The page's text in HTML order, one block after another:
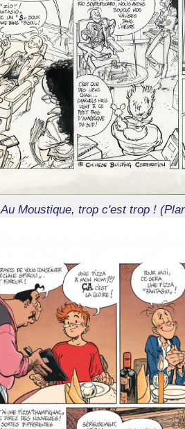
Au Moustique, trop c'est trop !